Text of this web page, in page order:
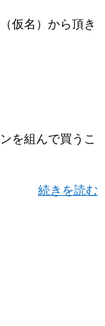
仮名）から頂き
を組んで買うこ
続きを読む